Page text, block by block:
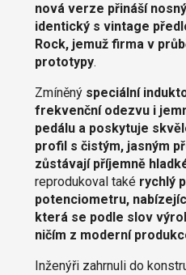
nová verze přináší
identický s vintage
Rock, jemuž firma v
prototypy.
Zmíněný speciální
frekvenční odezvu i
pedálu a poskytuje
profil s čistým, jasným
zůstávají příjemně
reprodukoval také rychlý
potenciometru,
která se podle slov
ničím z moderní
Inženýři zahrnuli do